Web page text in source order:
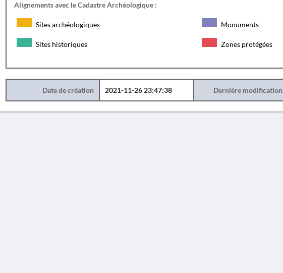
Alignements avec le Cadastre Archéologique :
Sites archéologiques Monuments
Sites historiques Zones protégées
Date de création 2021-11-26 23:47:38 Dernière modification